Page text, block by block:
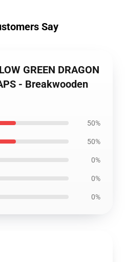
Say
GREEN DRAGON
- Breakwooden
50%
50%
0%
0%
0%